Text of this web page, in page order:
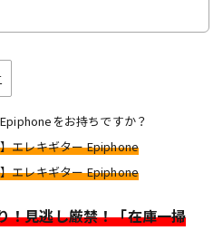
をお持ちですか？
エレキギター Epiphone
エレキギター Epiphone
！見逃し厳禁！「在庫一掃